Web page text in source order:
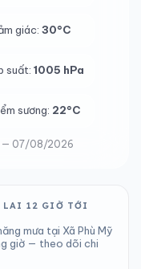
giác:30°C
suất:1005 hPa
sương: 22°C
— 07/08/2026
LAI 12 GIỜ TỚI
mưa tại Xã Phù Mỹ
giờ — theo dõi chi